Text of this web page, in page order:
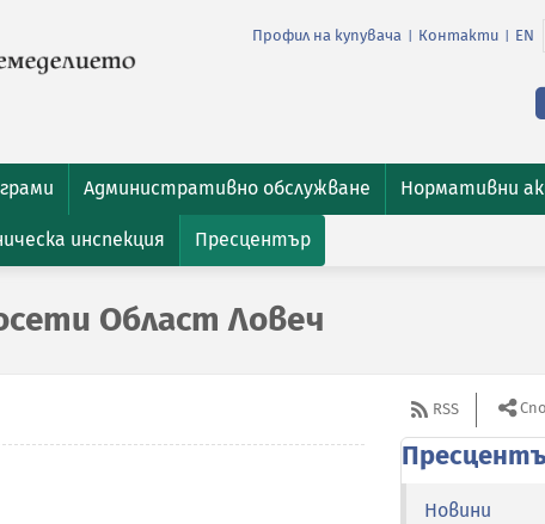
Профил на купувача Контакти EN
Административно обслужване Нормативни
инспекция Пресцентър
Област Ловеч
RSS
Новини